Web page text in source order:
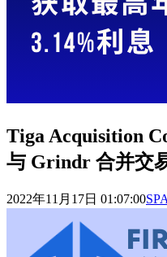
Tiga Acquisition
与 Grindr 合并交
2022年11月17日 01:07:00